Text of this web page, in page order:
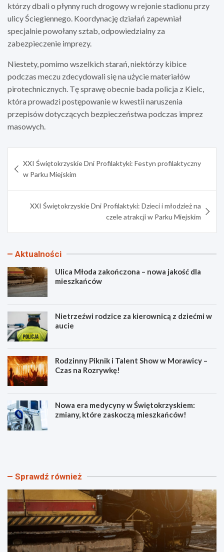
którzy dbali o płynny ruch drogowy w rejonie stadionu przy
ulicy Ściegiennego. Koordynację działań zapewniał
specjalnie powołany sztab, odpowiedzialny za
zabezpieczenie imprezy.
Niestety, pomimo wszelkich starań, niektórzy kibice
podczas meczu zdecydowali się na użycie materiałów
pirotechnicznych. Tę sprawę obecnie bada policja z Kielc,
która prowadzi postępowanie w kwestii naruszenia
przepisów dotyczących bezpieczeństwa podczas imprez
masowych.
wpisu
XXI Świętokrzyskie Dni Profilaktyki: Festyn profilaktyczny
w Parku Miejskim
XXI Świętokrzyskie Dni Profilaktyki: Dzieci i młodzież na
czele atrakcji w Parku Miejskim
Aktualności
Ulica Młoda zakończona – nowa jakość dla
mieszkańców
Nietrzeźwi rodzice za kierownicą z dziećmi w
aucie
Rodzinny Piknik i Talent Show w Morawicy –
Czas na Rozrywkę!
Nowa era medycyny w Świętokrzyskiem:
zmiany, które zaskoczą mieszkańców!
U
M
o
d
a
z
a
k
N
z
ź
w
i
r
o
d
Sprawdź również